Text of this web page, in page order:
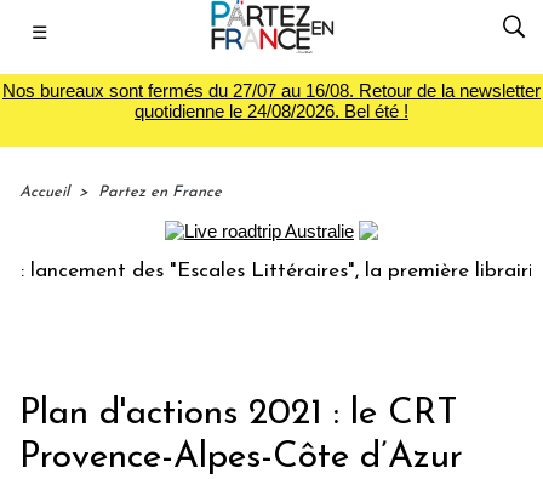
☰
Nos bureaux sont fermés du 27/07 au 16/08. Retour de la newsletter
quotidienne le 24/08/2026. Bel été !
Accueil > Partez en France
des "Escales Littéraires", la première librairie du
Plan d'actions 2021 : le CRT
Provence-Alpes-Côte d’Azur